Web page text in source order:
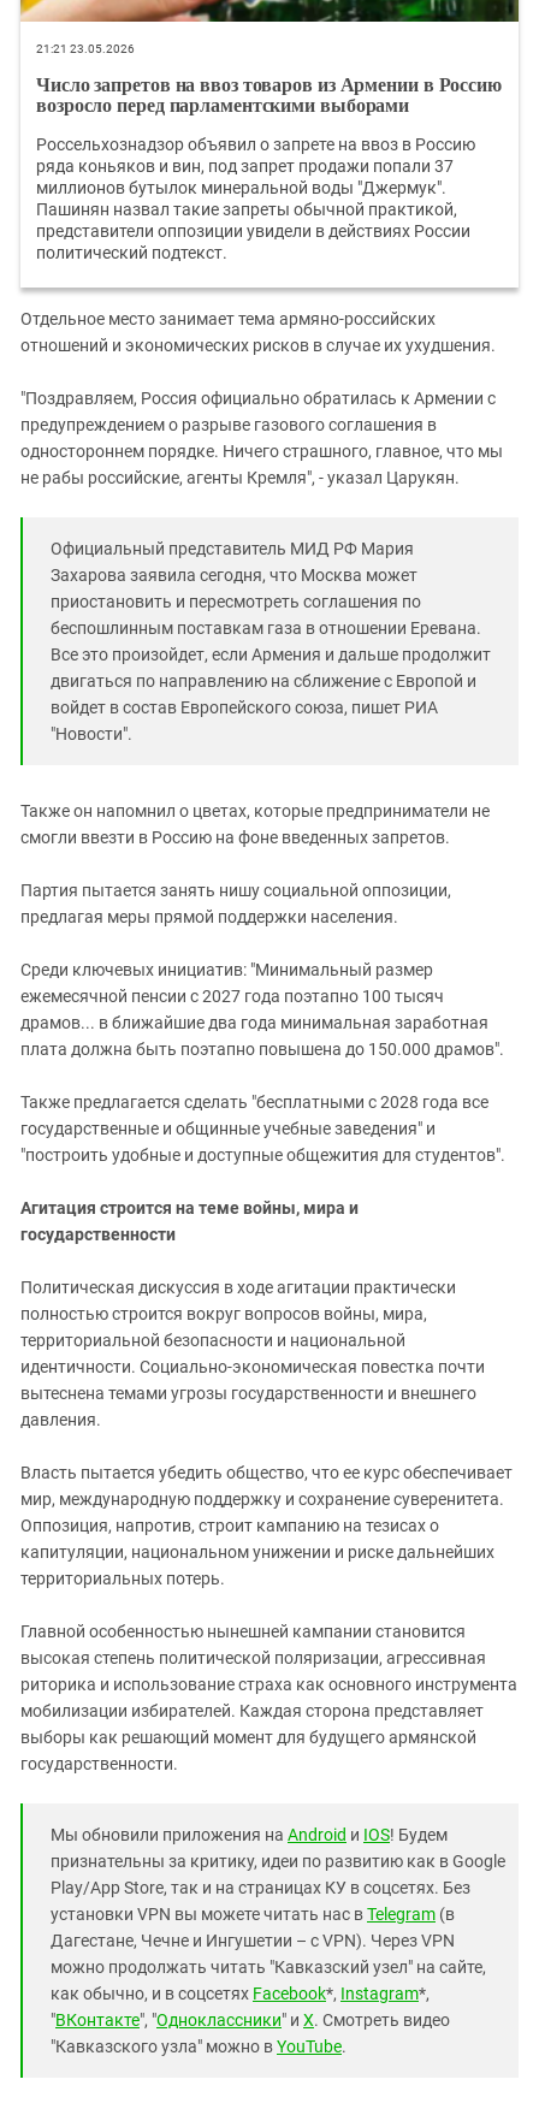
21:21 23.05.2026
Число запретов на ввоз товаров из Армении в Россию
возросло перед парламентскими выборами
Россельхознадзор объявил о запрете на ввоз в Россию
ряда коньяков и вин, под запрет продажи попали 37
миллионов бутылок минеральной воды "Джермук".
Пашинян назвал такие запреты обычной практикой,
представители оппозиции увидели в действиях России
политический подтекст.
Отдельное место занимает тема армяно-российских
отношений и экономических рисков в случае их ухудшения.
"Поздравляем, Россия официально обратилась к Армении с
предупреждением о разрыве газового соглашения в
одностороннем порядке. Ничего страшного, главное, что мы
не рабы российские, агенты Кремля", - указал Царукян.
Официальный представитель МИД РФ Мария
Захарова заявила сегодня, что Москва может
приостановить и пересмотреть соглашения по
беспошлинным поставкам газа в отношении Еревана.
Все это произойдет, если Армения и дальше продолжит
двигаться по направлению на сближение с Европой и
войдет в состав Европейского союза, пишет РИА
"Новости".
Также он напомнил о цветах, которые предприниматели не
смогли ввезти в Россию на фоне введенных запретов.
Партия пытается занять нишу социальной оппозиции,
предлагая меры прямой поддержки населения.
Среди ключевых инициатив: "Минимальный размер
ежемесячной пенсии с 2027 года поэтапно 100 тысяч
драмов... в ближайшие два года минимальная заработная
плата должна быть поэтапно повышена до 150.000 драмов".
Также предлагается сделать "бесплатными с 2028 года все
государственные и общинные учебные заведения" и
"построить удобные и доступные общежития для студентов".
Агитация строится на теме войны, мира и
государственности
Политическая дискуссия в ходе агитации практически
полностью строится вокруг вопросов войны, мира,
территориальной безопасности и национальной
идентичности. Социально-экономическая повестка почти
вытеснена темами угрозы государственности и внешнего
давления.
Власть пытается убедить общество, что ее курс обеспечивает
мир, международную поддержку и сохранение суверенитета.
Оппозиция, напротив, строит кампанию на тезисах о
капитуляции, национальном унижении и риске дальнейших
территориальных потерь.
Главной особенностью нынешней кампании становится
высокая степень политической поляризации, агрессивная
риторика и использование страха как основного инструмента
мобилизации избирателей. Каждая сторона представляет
выборы как решающий момент для будущего армянской
государственности.
Мы обновили приложения на Android и IOS! Будем
признательны за критику, идеи по развитию как в Google
Play/App Store, так и на страницах КУ в соцсетях. Без
установки VPN вы можете читать нас вTelegram (в
Дагестане, Чечне и Ингушетии – с VPN). Через VPN
можно продолжать читать "Кавказский узел" на сайте,
как обычно, и в соцсетях Facebook*, Instagram*,
"ВКонтакте", "Одноклассники" и X. Смотреть видео
"Кавказского узла" можно вYouTube.